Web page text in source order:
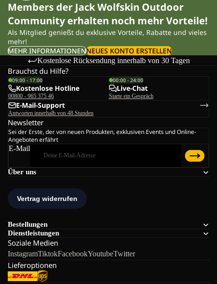
Members der Jack Wolfskin Outdoor
Community erhalten noch mehr Vorteile!
Als Mitglied genießt du exklusive Vorteile, Rabatte und vieles
mehr!
MEHR INFORMATIONENNEUES KONTO ERSTELLEN
Kostenlose Rücksendung innerhalb von 30 Tagen
Über uns
Bestellungen
Dienstleistungen
Soziale Medien
InstagramTiktokFacebookYoutubeTwitter
Lieferoptionen
Brauchst du Hilfe?
09:00 - 17:00
Kostenlose Hotline
00800 - 965 375 46
00:00 - 24:00
Live-Chat
Starte ein Gespräch
E-Mail-Support
Antworten innerhalb von 48 Stunden
Newsletter
Sei der Erste, der von neuen Produkten, exklusiven Events und Online-
Angeboten erfährt
E-Mail